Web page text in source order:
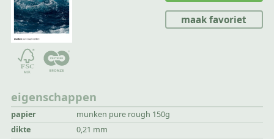
eigenschappen
papier
munken pure rough 150g
dikte
0,21 mm
maak favoriet